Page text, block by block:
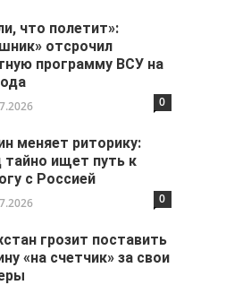
что полетит»:
отсрочил
программу ВСУ на
0
меняет риторику:
тайно ищет путь к
с Россией
0
грозит поставить
«на счетчик» за свои